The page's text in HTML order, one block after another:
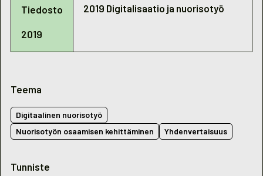
Tiedosto
2019
2019 Digitalisaatio ja nuorisotyö
Teema
Digitaalinen nuorisotyö
Nuorisotyön osaamisen kehittäminen
Yhdenvertaisuus
Tunniste